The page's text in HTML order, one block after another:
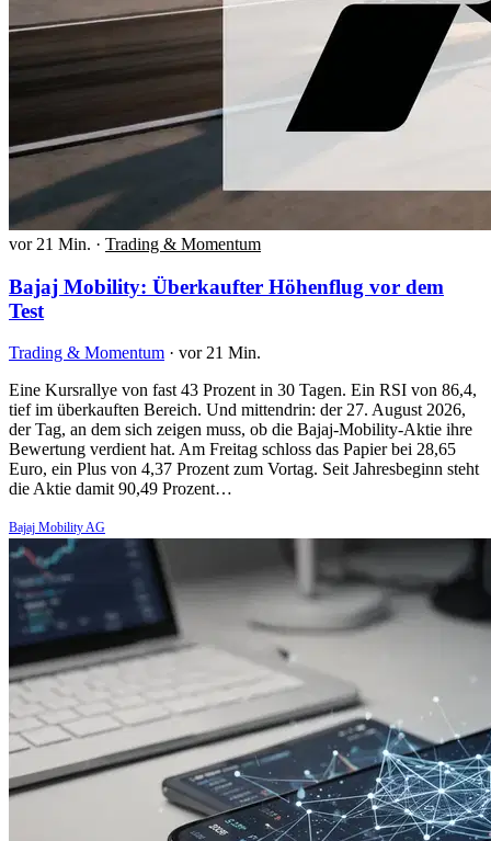
vor 21 Min. · Trading & Momentum
Bajaj Mobility: Überkaufter Höhenflug vor dem
Test
Trading & Momentum · vor 21 Min.
Eine Kursrallye von fast 43 Prozent in 30 Tagen. Ein RSI von 86,4,
tief im überkauften Bereich. Und mittendrin: der 27. August 2026,
der Tag, an dem sich zeigen muss, ob die Bajaj-Mobility-Aktie ihre
Bewertung verdient hat. Am Freitag schloss das Papier bei 28,65
Euro, ein Plus von 4,37 Prozent zum Vortag. Seit Jahresbeginn steht
die Aktie damit 90,49 Prozent…
Bajaj Mobility AG